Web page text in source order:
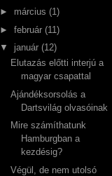
► március (1)
► február (11)
▼ január (12)
Elutazás előtti interjú a
magyar csapattal
Ajándéksorsolás a
Dartsvilág olvasóinak
Mire számíthatunk
Hamburgban a
kezdésig?
Végül, de nem utolsó